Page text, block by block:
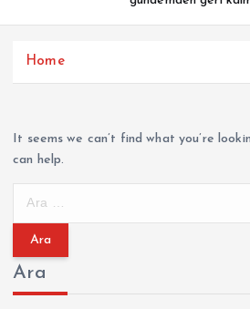
Home
It seems we can’t find what you’re
can help.
m
a
:
Ara